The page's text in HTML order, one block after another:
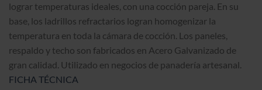
lograr temperaturas ideales, con una cocción pareja. En su
base, los ladrillos refractarios logran homogenizar la
temperatura en toda la cámara de cocción. Los paneles,
respaldo y techo son fabricados en Acero Galvanizado de
gran calidad. Utilizado en negocios de panadería artesanal.
FICHA TÉCNICA